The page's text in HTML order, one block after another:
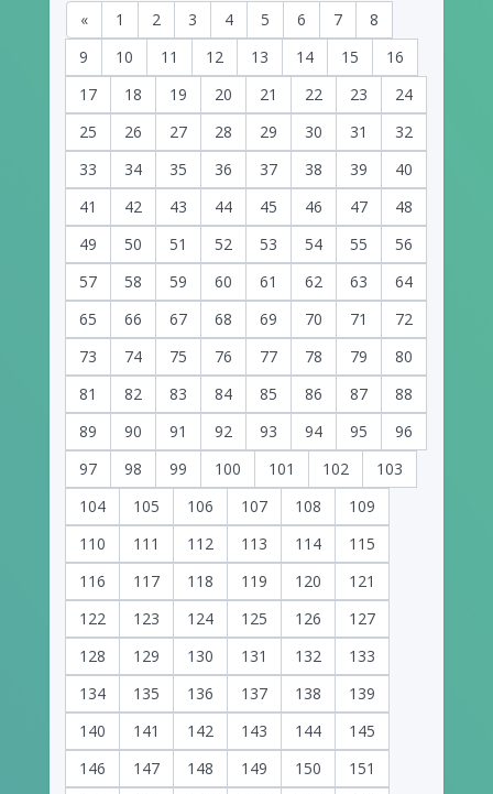
« 1 2 3 4 5 6 7
8
9
10 11 12 13 14 15
16
17
18 19 20 21 22 23
24
25
26 27 28 29 30 31
32
33
34 35 36 37 38 39
40
41
42 43 44 45 46 47
48
49
50 51 52 53 54 55
56
57
58 59 60 61 62 63
64
65
66 67 68 69 70 71
72
73
74 75 76 77 78 79
80
81
82 83 84 85 86 87
88
89
90 91 92 93 94 95
96
97
98 99 100 101 102
103
104
105 106 107 108
109
110
111 112 113 114
115
116
117 118 119 120
121
122
123 124 125 126
127
128
129 130 131 132
133
134
135 136 137 138
139
140
141 142 143 144
145
146
147 148 149 150
151